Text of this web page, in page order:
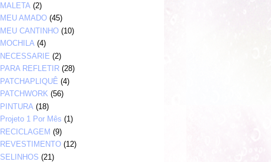
MALETA (2)
MEU AMADO (45)
MEU CANTINHO (10)
MOCHILA (4)
NECESSARIE (2)
PARA REFLETIR (28)
PATCHAPLIQUÊ (4)
PATCHWORK (56)
PINTURA (18)
Projeto 1 Por Mês (1)
RECICLAGEM (9)
REVESTIMENTO (12)
SELINHOS (21)